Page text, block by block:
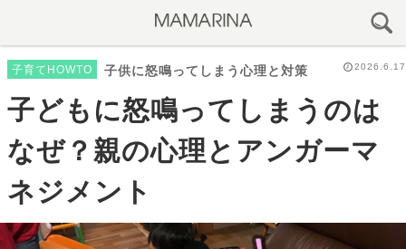
子育てHOWTO 子供に怒鳴ってしまう心理と対策 2026.6.17
子どもに怒鳴ってしまうのは
なぜ？親の心理とアンガーマ
ネジメント